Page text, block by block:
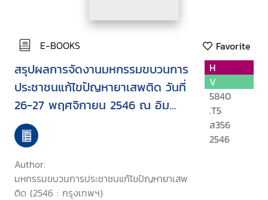
E-BOOKS Favorite
สรุปผลการจัดงานมหกรรมขบวนการ
ประชาชนแก้ไขปัญหายาเสพติด วันที่
26-27 พฤศจิกายน 2546 ณ อิม
แพ็ค เมืองทองธานี
Author:
มหกรรมขบวนการประชาชนแก้ไขปัญหายาเสพ
ติด (2546 : กรุงเทพฯ)
H
V
5840
.T5
ส356
2546